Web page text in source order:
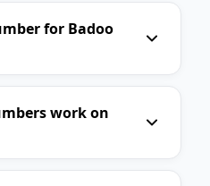
Etsy
Best Buy
Zara
H&M
Lyft
for Badoo
work on